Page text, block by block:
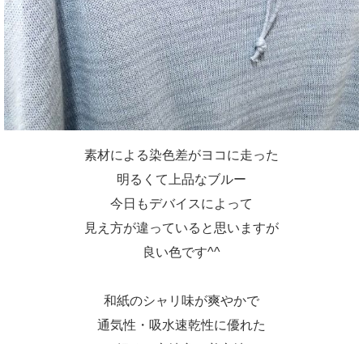
素材による染色差がヨコに走った
明るくて上品なブルー
今日もデバイスによって
見え方が違っていると思いますが
良い色です^^
和紙のシャリ味が爽やかで
通気性・吸水速乾性に優れた